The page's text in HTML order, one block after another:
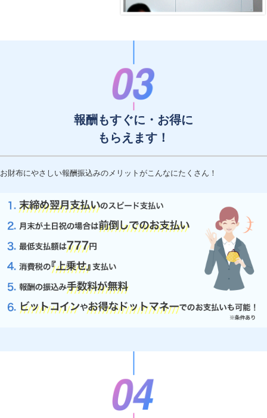
報酬もすぐに・お得に
もらえます！
お財布にやさしい報酬振込みのメリットがこんなにたくさん！